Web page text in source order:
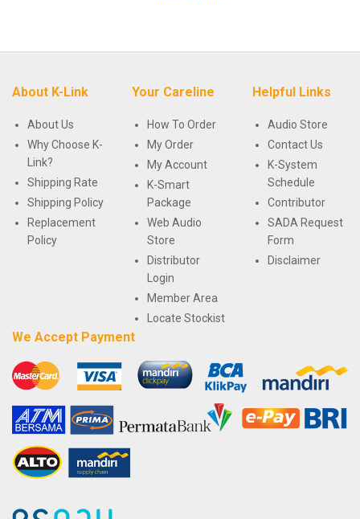
About K-Link
About Us
Why Choose K-
Link?
Shipping Rate
Shipping Policy
Replacement
Policy
Your Careline
How To Order
My Order
My Account
K-Smart
Package
Web Audio
Store
Distributor
Login
Member Area
Locate Stockist
Helpful Links
Audio Store
Contact Us
K-System
Schedule
Contributor
SADA Request
Form
Disclaimer
We Accept Payment